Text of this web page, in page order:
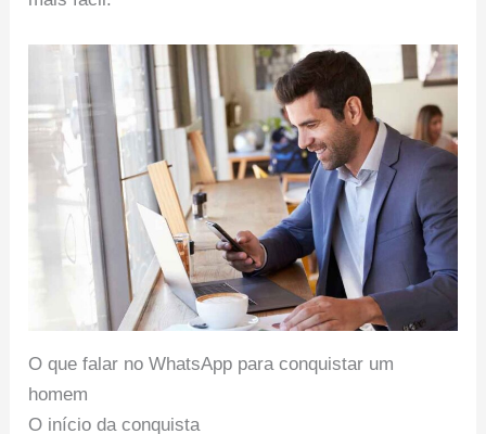
O que falar no WhatsApp para conquistar um
homem
O início da conquista